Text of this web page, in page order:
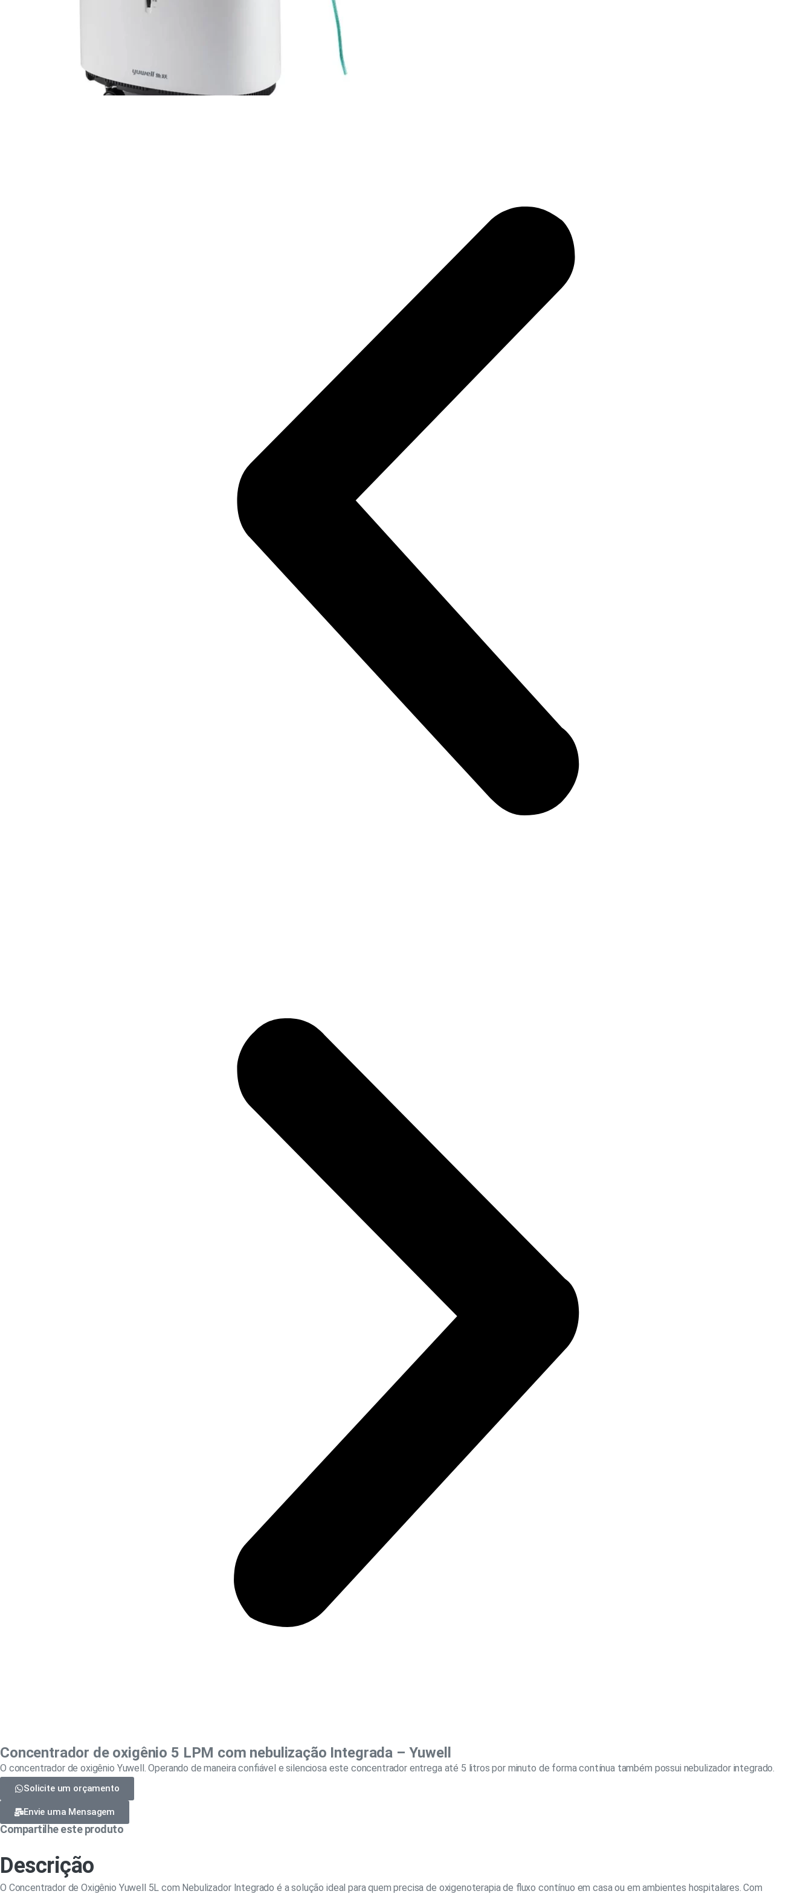
Concentrador de oxigênio 5 LPM com nebulização Integrada – Yuwell
O concentrador de oxigênio Yuwell. Operando de maneira confiável e silenciosa este concentrador entrega até 5 litros por minuto de forma contínua também possui nebulizador integrado.
Solicite um orçamento
Envie uma Mensagem
Compartilhe este produto
Descrição
O Concentrador de Oxigênio Yuwell 5L com Nebulizador Integrado é a solução ideal para quem precisa de oxigenoterapia de fluxo contínuo em casa ou em ambientes hospitalares. Com